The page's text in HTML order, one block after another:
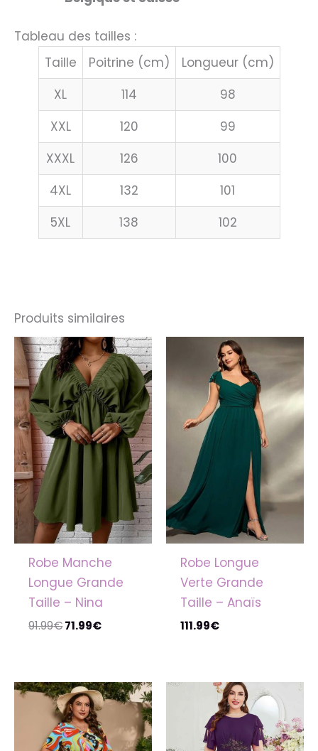
Tableau des tailles :
Taille
Poitrine (cm)
Longueur (cm)
XL
114
98
XXL
120
99
XXXL
126
100
4XL
132
101
5XL
138 102
Produits similaires
Robe Manche
Longue Grande
Taille – Nina
91.99€
Le
prix
initial
était :
91.99€.
71.99€
Le
prix
actuel
est :
71.99€.
Robe Longue
Verte Grande
Taille – Anaïs
111.99€
Le
prix
initial
était :
106.99€.
Le
prix
actuel
est :
86.99€.